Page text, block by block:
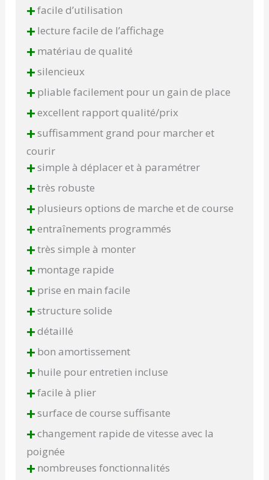
+facile d’utilisation
+ lecture facile de l’affichage
+ matériau de qualité
+silencieux
+ pliable facilement pour un gain de place
+excellent rapport qualité/prix
+suffisamment grand pour marcher et
courir
+simple à déplacer et à paramétrer
+très robuste
+ plusieurs options de marche et de course
+entraînements programmés
+très simple à monter
+ montage rapide
+ prise en main facile
+structure solide
+détaillé
+ bon amortissement
+ huile pour entretien incluse
+facile à plier
+surface de course suffisante
+changement rapide de vitesse avec la
poignée
+ nombreuses fonctionnalités